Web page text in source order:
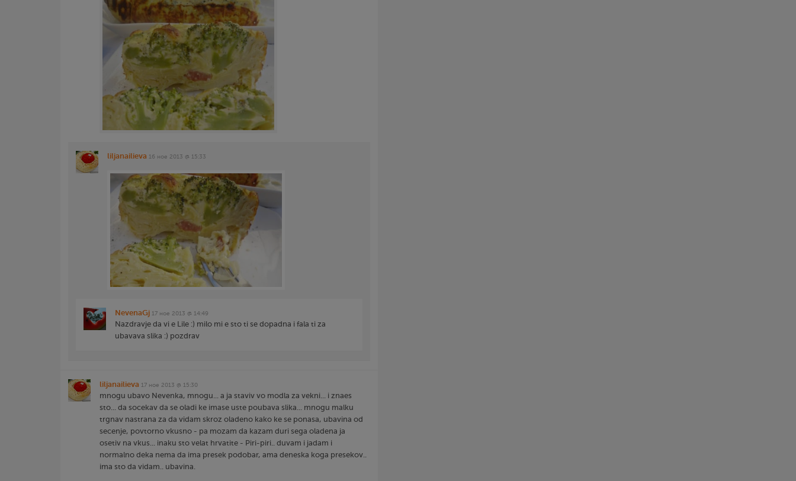
liljanailieva 16 ное 2013 @ 15:33
NevenaGj 17 ное 2013 @ 14:49
Nazdravje da vi e Lile :) milo mi e sto ti se dopadna i fala ti za
ubavava slika :) pozdrav
liljanailieva 17 ное 2013 @ 15:30
mnogu ubavo Nevenka, mnogu... a ja staviv vo modla za vekni... i znaes
sto... da socekav da se oladi ke imase uste poubava slika... mnogu malku
trgnav nastrana za da vidam skroz oladeno kako ke se ponasa, ubavina od
secenje, povtorno vkusno - pa mozam da kazam duri sega oladena ja
osetiv na vkus... inaku sto velat hrvatite - Piri-piri.. duvam i jadam i
normalno deka nema da ima presek podobar, ama deneska koga presekov..
ima sto da vidam.. ubavina.